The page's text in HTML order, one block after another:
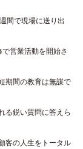
間で現場に送り出
営業活動を開始さ
期間の教育は無謀で
る鋭い質問に答えら
客の人生をトータル